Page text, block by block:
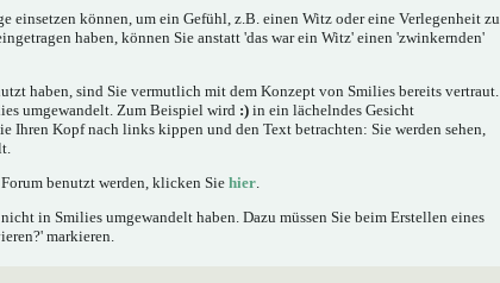
können, um ein Gefühl, z.B. einen Witz oder eine Verlegenheit zu
haben, können Sie anstatt 'das war ein Witz' einen 'zwinkernden'
haben, sind Sie vermutlich mit dem Konzept von Smilies bereits vertraut.
umgewandelt. Zum Beispiel wird :) in ein lächelndes Gesicht
Ihren Kopf nach links kippen und den Text betrachten: Sie werden sehen,
benutzt werden, klicken Sie hier.
in Smilies umgewandelt haben. Dazu müssen Sie beim Erstellen eines
markieren.